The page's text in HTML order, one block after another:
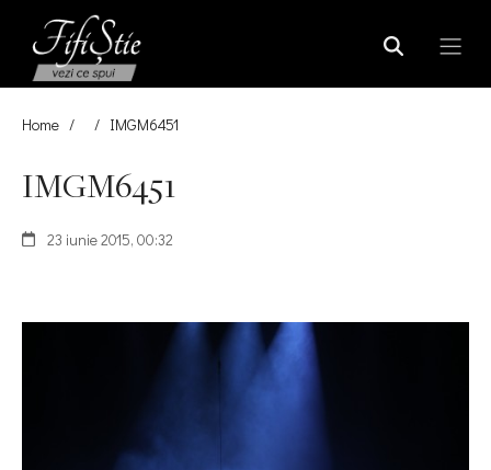
Home / / IMGM6451
IMGM6451
23 iunie 2015, 00:32